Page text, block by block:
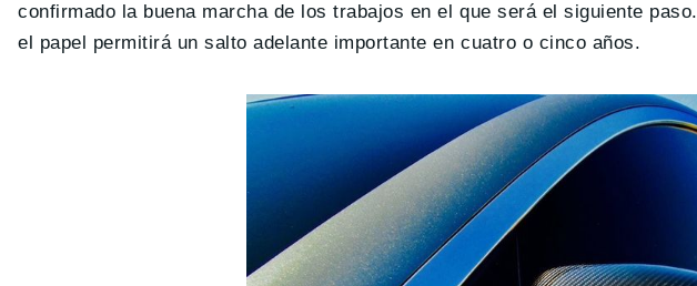
confirmado la buena marcha de los trabajos en el que será el siguiente paso.
el papel permitirá un salto adelante importante en cuatro o cinco años.